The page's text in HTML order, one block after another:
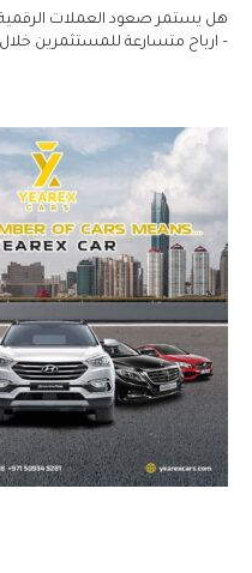
هل يستمر صعود العملات الرقمية في 2024؟ -
– ارباح متسارعة للمستثمرين